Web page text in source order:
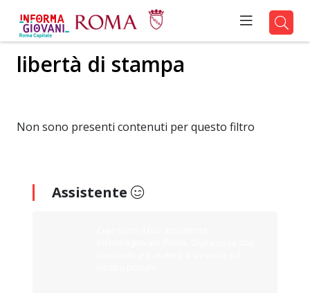
libertà di stampa
Non sono presenti contenuti per questo filtro
Assistente